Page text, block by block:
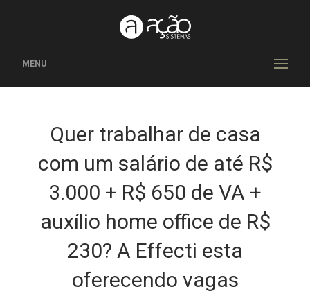
MENU
Quer trabalhar de casa
com um salário de até R$
3.000 + R$ 650 de VA +
auxílio home office de R$
230? A Effecti esta
oferecendo vagas